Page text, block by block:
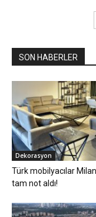
SON HABERLER
Dekorasyon
Türk mobilyacılar
tam not aldı!